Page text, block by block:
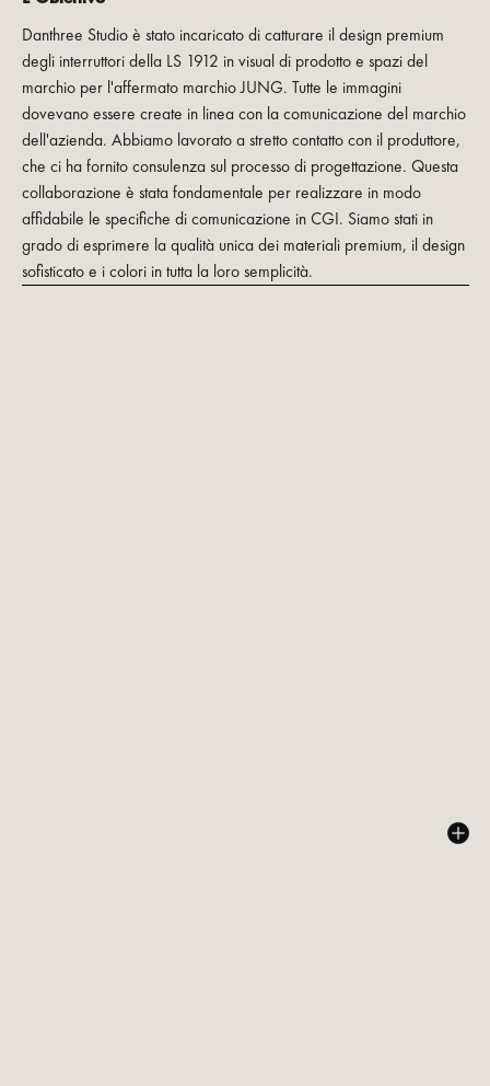
Danthree Studio è stato incaricato di catturare il design premium
degli interruttori della LS 1912 in visual di prodotto e spazi del
marchio per l'affermato marchio JUNG. Tutte le immagini
dovevano essere create in linea con la comunicazione del marchio
dell'azienda. Abbiamo lavorato a stretto contatto con il produttore,
che ci ha fornito consulenza sul processo di progettazione. Questa
collaborazione è stata fondamentale per realizzare in modo
affidabile le specifiche di comunicazione in CGI. Siamo stati in
grado di esprimere la qualità unica dei materiali premium, il design
sofisticato e i colori in tutta la loro semplicità.